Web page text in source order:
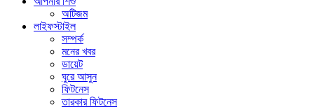
অটিজম
লাইফস্টাইল
সম্পর্ক
মনের খবর
ডায়েট
ঘুরে আসুন
ফিটনেস
তারকার ফিটনেস